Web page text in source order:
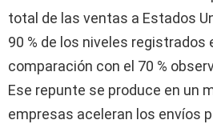
total de las ventas a Estados
90 % de los niveles registrados
comparación con el 70 %
Ese repunte se produce en un
empresas aceleran los envíos